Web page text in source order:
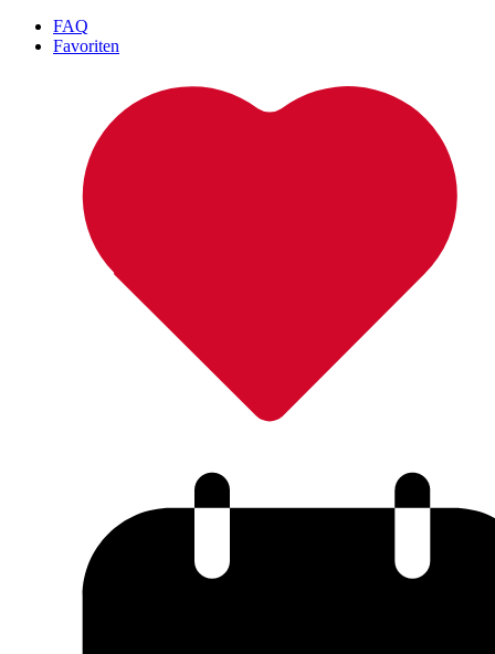
FAQ
Favoriten